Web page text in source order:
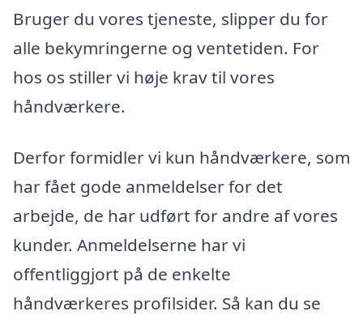
Bruger du vores tjeneste, slipper du for
alle bekymringerne og ventetiden. For
hos os stiller vi høje krav til vores
håndværkere.
Derfor formidler vi kun håndværkere, som
har fået gode anmeldelser for det
arbejde, de har udført for andre af vores
kunder. Anmeldelserne har vi
offentliggjort på de enkelte
håndværkeres profilsider. Så kan du se